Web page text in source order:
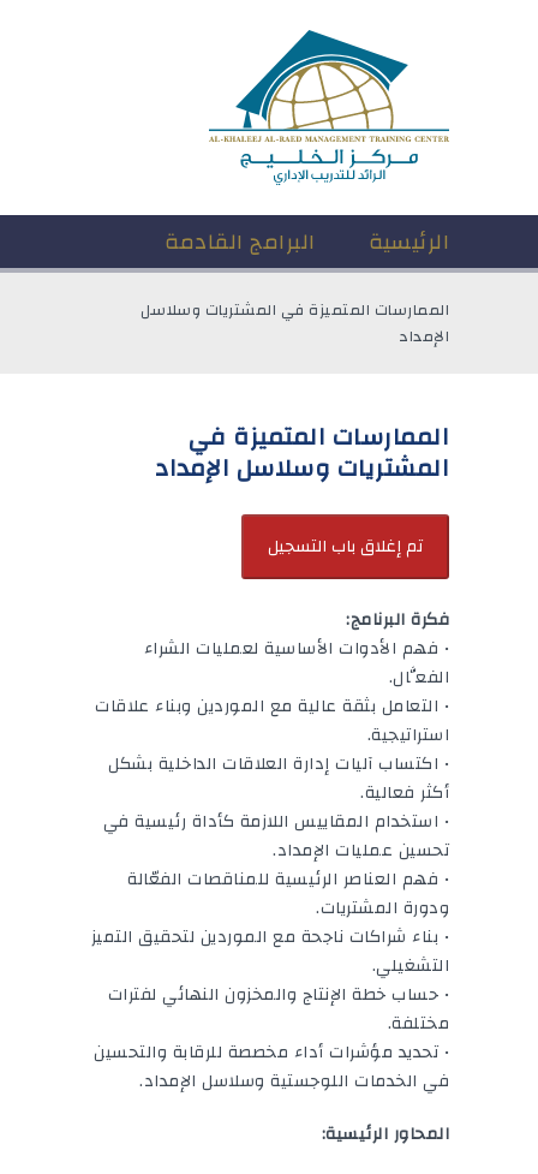
الرئيسية البرامج القادمة
الممارسات المتميزة في المشتريات وسلاسل
الإمداد
الممارسات المتميزة في
المشتريات وسلاسل الإمداد
فكرة البرنامج:
• فهم الأدوات الأساسية لعمليات الشراء
الفعَّال.
• التعامل بثقة عالية مع الموردين وبناء علاقات
استراتيجية.
• اكتساب آليات إدارة العلاقات الداخلية بشكل
أكثر فعالية.
• استخدام المقاييس اللازمة كأداة رئيسية في
تحسين عمليات الإمداد.
• فهم العناصر الرئيسية للمناقصات الفعّالة
ودورة المشتريات.
• بناء شراكات ناجحة مع الموردين لتحقيق التميز
التشغيلي.
• حساب خطة الإنتاج والمخزون النهائي لفترات
مختلفة.
• تحديد مؤشرات أداء مخصصة للرقابة والتحسين
في الخدمات اللوجستية وسلاسل الإمداد.
المحاور الرئيسية: